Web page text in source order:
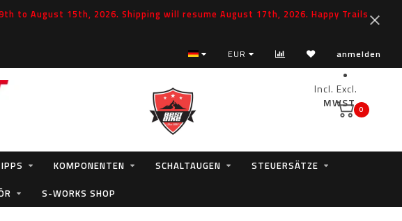
to August 15th, 2026. Shipping will resume August 17th, 2026. Happy Trails
EUR anmelden
Incl. Excl.
MWST.0
KOMPONENTEN SCHALTAUGEN
STEUERSÄTZE
S-WORKS SHOP